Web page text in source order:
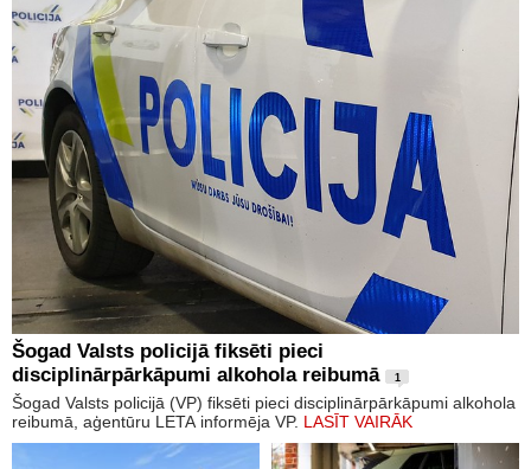
Šogad Valsts policijā fiksēti pieci
disciplinārpārkāpumi alkohola reibumā
1
Šogad Valsts policijā (VP) fiksēti pieci disciplinārpārkāpumi alkohola
reibumā, aģentūru LETA informēja VP. LASĪT VAIRĀK